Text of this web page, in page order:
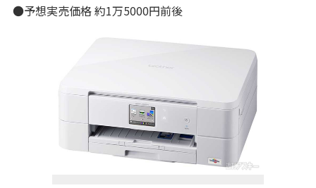
●予想実売価格 約1万5000円前後